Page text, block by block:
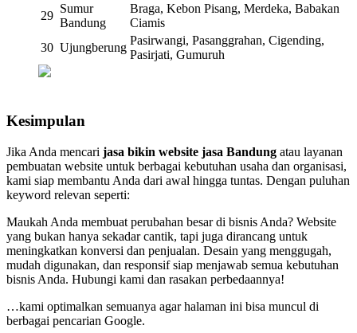
29
Sumur
Bandung
Braga, Kebon Pisang, Merdeka, Babakan
Ciamis
30 Ujungberung
Pasirwangi, Pasanggrahan, Cigending,
Pasirjati, Gumuruh
Kesimpulan
Jika Anda mencari jasa bikin website jasa Bandung atau layanan
pembuatan website untuk berbagai kebutuhan usaha dan organisasi,
kami siap membantu Anda dari awal hingga tuntas. Dengan puluhan
keyword relevan seperti:
Maukah Anda membuat perubahan besar di bisnis Anda? Website
yang bukan hanya sekadar cantik, tapi juga dirancang untuk
meningkatkan konversi dan penjualan. Desain yang menggugah,
mudah digunakan, dan responsif siap menjawab semua kebutuhan
bisnis Anda. Hubungi kami dan rasakan perbedaannya!
…kami optimalkan semuanya agar halaman ini bisa muncul di
berbagai pencarian Google.